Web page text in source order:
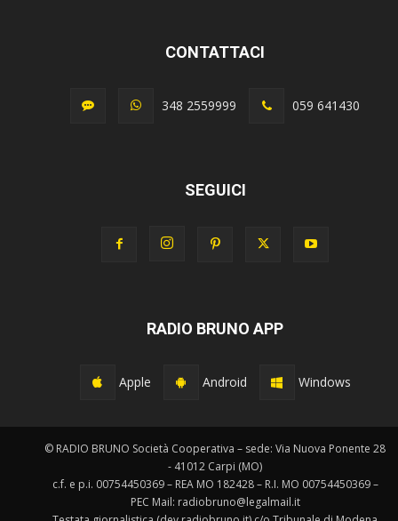
CONTATTACI
348 2559999 059 641430
SEGUICI
RADIO BRUNO APP
Apple Android Windows
© RADIO BRUNO Società Cooperativa – sede: Via Nuova Ponente 28
- 41012 Carpi (MO)
c.f. e p.i. 00754450369 – REA MO 182428 – R.I. MO 00754450369 –
PEC Mail: radiobruno@legalmail.it